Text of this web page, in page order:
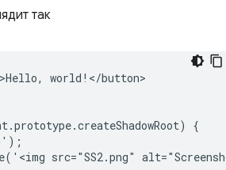
так
world!</button>
{
src="SS2.png"